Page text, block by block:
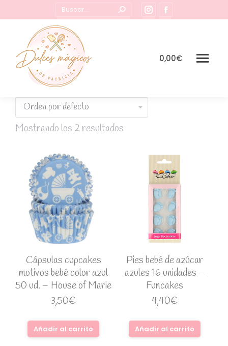
Buscar:
Instagram
page
new
page
in
0,00€
Mostrando los 2 resultados
Cápsulas cupcakes
motivos bebé color azul
50 ud. – House of Marie
3,50€
Añadir al carrito
Pies bebé de azúcar
azules 16 unidades –
Funcakes
4,40€
Añadir al carrito